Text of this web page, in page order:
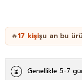
🔥17 kişişu an bu
Genellikle 5-7